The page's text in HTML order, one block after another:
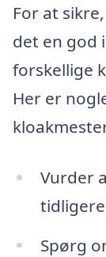
For at
det en god
forskellige
Her er
Vurder
Spørg